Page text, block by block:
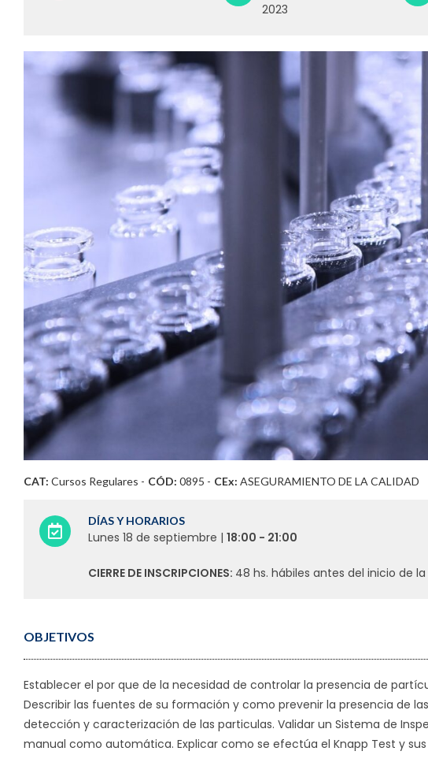
2023
CAT: Cursos Regulares - CÓD: 0895 - CEx: ASEGURAMIENTO DE LA CALIDAD
DÍAS Y HORARIOS
Lunes 18 de septiembre | 18:00 - 21:00
CIERRE DE INSCRIPCIONES: 48 hs. hábiles antes del inicio de
OBJETIVOS
Establecer el por que de la necesidad de controlar la presencia de
Describir las fuentes de su formación y como prevenir la presencia de
detección y caracterización de las particulas. Validar un Sistema de
manual como automática. Explicar como se efectúa el Knapp Test y